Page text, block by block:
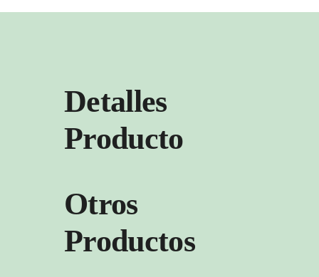
Detalles
Producto
Otros
Productos